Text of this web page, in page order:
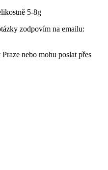
5-8g
zodpovím na emailu:
nebo mohu poslat přes